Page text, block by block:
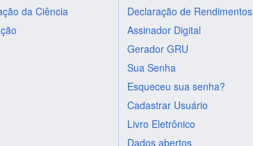
da Ciência
Declaração de Rendimentos
Assinador Digital
Gerador GRU
Sua Senha
Esqueceu sua senha?
Cadastrar Usuário
Livro Eletrônico
Dados abertos